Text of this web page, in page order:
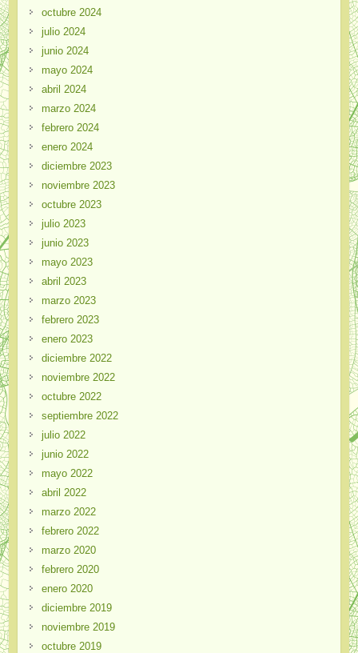
octubre 2024
julio 2024
junio 2024
mayo 2024
abril 2024
marzo 2024
febrero 2024
enero 2024
diciembre 2023
noviembre 2023
octubre 2023
julio 2023
junio 2023
mayo 2023
abril 2023
marzo 2023
febrero 2023
enero 2023
diciembre 2022
noviembre 2022
octubre 2022
septiembre 2022
julio 2022
junio 2022
mayo 2022
abril 2022
marzo 2022
febrero 2022
marzo 2020
febrero 2020
enero 2020
diciembre 2019
noviembre 2019
octubre 2019